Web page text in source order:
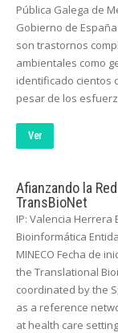
Pública Galega de
Gobierno de España
son trastornos
ambientales como
identificado cientos
pesar de los
Ver
Afianzando la
TransBioNet
IP: Valencia
Bioinformática
MINECO Fecha de
the Translational
coordinated by the
as a reference
at health care